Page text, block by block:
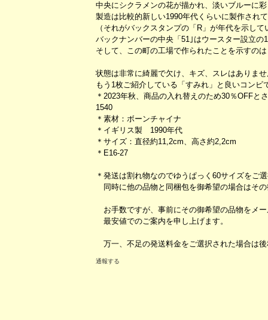
中央にシクラメンの花が描かれ、淡いブルーに
製造は比較的新しい1990年代くらいに製作され
（それがバックスタンプの「R」が年代を示して
バックナンバーの中央「51｣はウースター設立
そして、この町の工場で作られたことを示すの
状態は非常に綺麗で欠け、キズ、スレはありま
もう1枚ご紹介している「すみれ」と良いコンビ
＊2023年秋、商品の入れ替えのため30％OFFと
1540
＊素材：ボーンチャイナ
＊イギリス製 1990年代
＊サイズ：直径約11,2cm、高さ約2,2cm
＊E16-27
＊発送は割れ物なのでゆうぱっく60サイズをご
同時に他の品物と同梱包を御希望の場合はそ
お手数ですが、事前にその御希望の品物をメ
最安値でのご案内を申し上げます。
万一、不足の発送料金をご選択された場合は
通報する